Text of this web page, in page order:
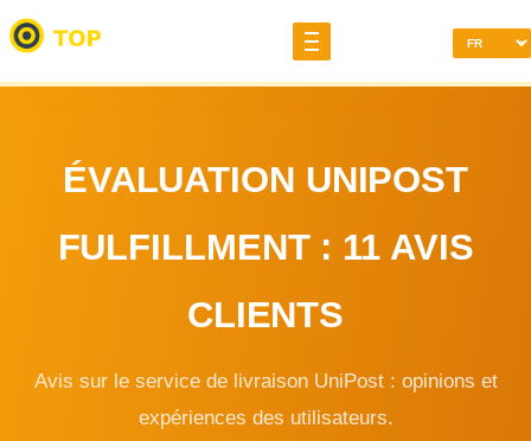
ÉVALUATION UNIPOST
FULFILLMENT : 11 AVIS
CLIENTS
Avis sur le service de livraison UniPost : opinions et
expériences des utilisateurs.